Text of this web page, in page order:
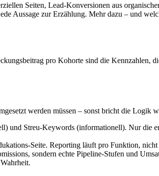
Seiten, Lead-Konversionen aus
Aussage zur Erzählung. Mehr dazu – und
pro Kohorte sind die Kennzahlen,
werden müssen – sonst bricht die Logik
und Streu-Keywords (informationell). Nur die
Seite. Reporting läuft pro Funktion,
sondern echte Pipeline-Stufen und